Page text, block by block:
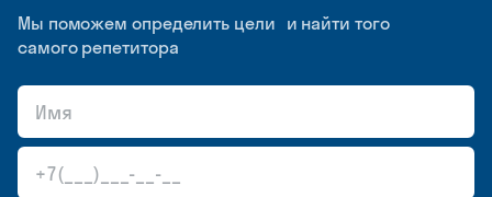
Мы поможем определить цели и найти того
самого репетитора